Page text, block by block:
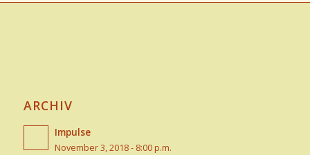
ARCHIV
Impulse
November 3, 2018 - 8:00 p.m.